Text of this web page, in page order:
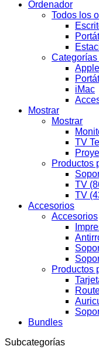
Ordenador
Todos los
iMac
Mostrar
Mostrar
TV
Productos
TV
TV
Accesorios
Accesorios
Productos
Bundles
Subcategorías